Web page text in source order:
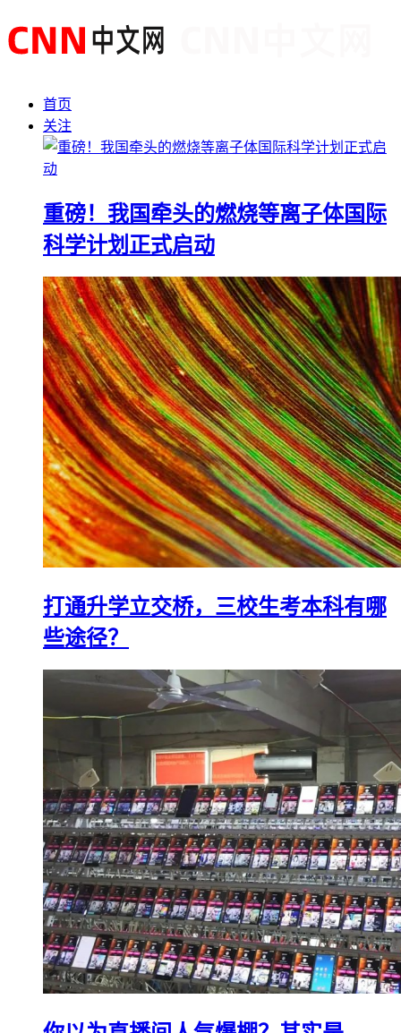
首页
关注
重磅！我国牵头的燃烧等离子体国际
科学计划正式启动
打通升学立交桥，三校生考本科有哪
些途径？